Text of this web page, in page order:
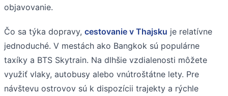
objavovanie.
Čo sa týka dopravy, cestovanie v Thajsku je relatívne
jednoduché. V mestách ako Bangkok sú populárne
taxíky a BTS Skytrain. Na dlhšie vzdialenosti môžete
využiť vlaky, autobusy alebo vnútroštátne lety. Pre
návštevu ostrovov sú k dispozícii trajekty a rýchle